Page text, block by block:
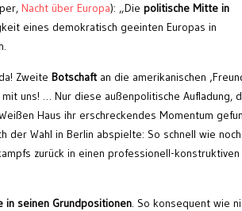
Nacht über Europa): „Die politische Mitte in
eines demokratisch geeinten Europas in
Zweite Botschaftan die amerikanischen
uns! … Nur diese außenpolitische Aufladung,
Haus ihr erschreckendes Momentum
der Wahl in Berlin abspielte: So schnell wie
zurück in einen professionell-konstruktiven
in seinen Grundpositionen. So konsequent wie